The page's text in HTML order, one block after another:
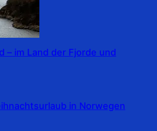
– im Land der Fjorde und
in Norwegen